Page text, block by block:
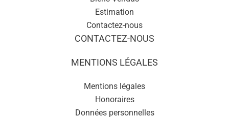
Estimation
Contactez-nous
CONTACTEZ-NOUS
MENTIONS LÉGALES
Mentions légales
Honoraires
Données personnelles